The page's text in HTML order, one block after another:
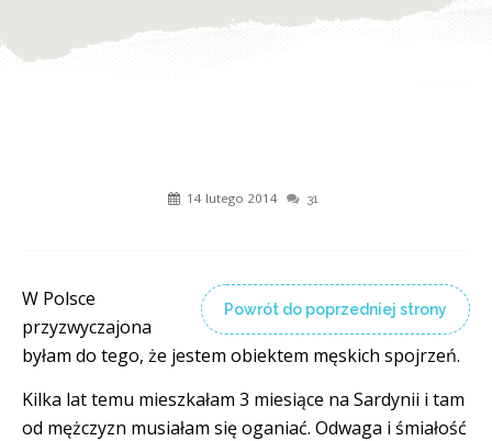
14 lutego 2014 31
Powrót do poprzedniej strony
W Polsce
przyzwyczajona
byłam do tego, że jestem obiektem męskich spojrzeń.
Kilka lat temu mieszkałam 3 miesiące na Sardynii i tam
od mężczyzn musiałam się oganiać. Odwaga i śmiałość